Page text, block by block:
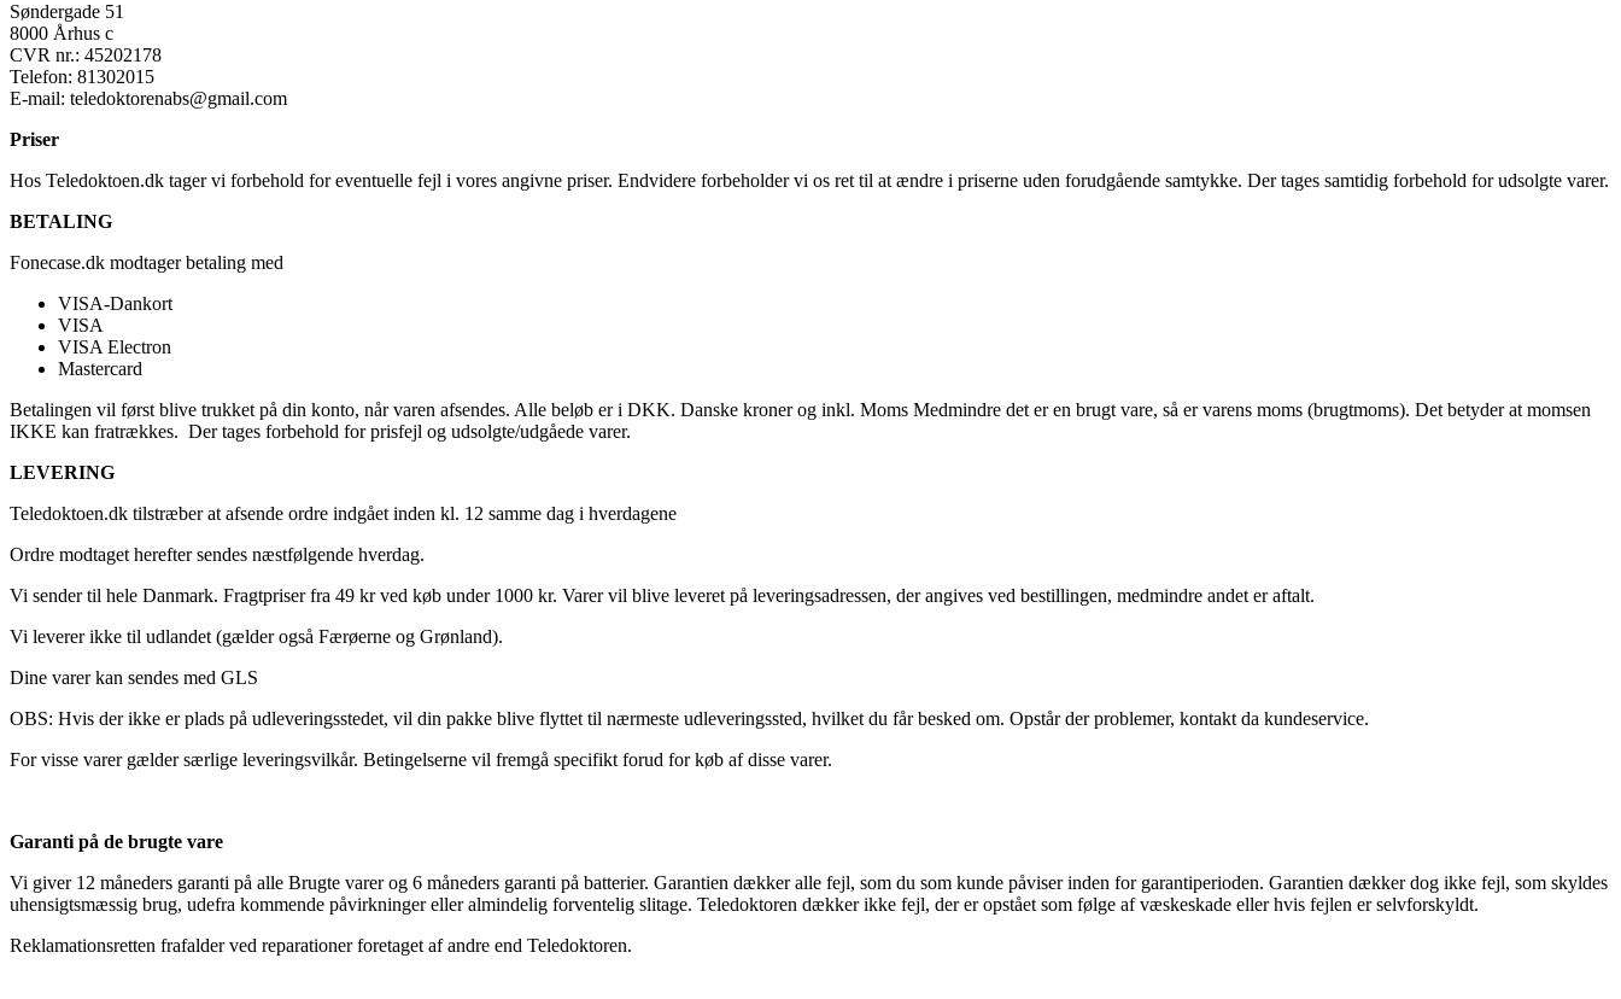
Søndergade 51
8000 Århus c
CVR nr.: 45202178
Telefon: 81302015
E-mail: teledoktorenabs@gmail.com
Priser
Hos Teledoktoen.dk tager vi forbehold for eventuelle fejl i vores angivne priser. Endvidere forbeholder vi os ret til at ændre i priserne uden forudgående samtykke. Der tages samtidig forbehold for udsolgte varer.
BETALING
Fonecase.dk modtager betaling med
VISA-Dankort
VISA
VISA Electron
Mastercard
Betalingen vil først blive trukket på din konto, når varen afsendes. Alle beløb er i DKK. Danske kroner og inkl. Moms Medmindre det er en brugt vare, så er varens moms (brugtmoms). Det betyder at momsen
IKKE kan fratrækkes. Der tages forbehold for prisfejl og udsolgte/udgåede varer.
LEVERING
Teledoktoen.dk tilstræber at afsende ordre indgået inden kl. 12 samme dag i hverdagene
Ordre modtaget herefter sendes næstfølgende hverdag.
Vi sender til hele Danmark. Fragtpriser fra 49 kr ved køb under 1000 kr. Varer vil blive leveret på leveringsadressen, der angives ved bestillingen, medmindre andet er aftalt.
Vi leverer ikke til udlandet (gælder også Færøerne og Grønland).
Dine varer kan sendes med GLS
OBS: Hvis der ikke er plads på udleveringsstedet, vil din pakke blive flyttet til nærmeste udleveringssted, hvilket du får besked om. Opstår der problemer, kontakt da kundeservice.
For visse varer gælder særlige leveringsvilkår. Betingelserne vil fremgå specifikt forud for køb af disse varer.
Garanti på de brugte vare
Vi giver 12 måneders garanti på alle Brugte varer og 6 måneders garanti på batterier. Garantien dækker alle fejl, som du som kunde påviser inden for garantiperioden. Garantien dækker dog ikke fejl, som skyldes
uhensigtsmæssig brug, udefra kommende påvirkninger eller almindelig forventelig slitage. Teledoktoren dækker ikke fejl, der er opstået som følge af væskeskade eller hvis fejlen er selvforskyldt.
Reklamationsretten frafalder ved reparationer foretaget af andre end Teledoktoren.